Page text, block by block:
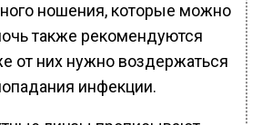
ношения, которые можно
также рекомендуются
от них нужно воздержаться
инфекции.